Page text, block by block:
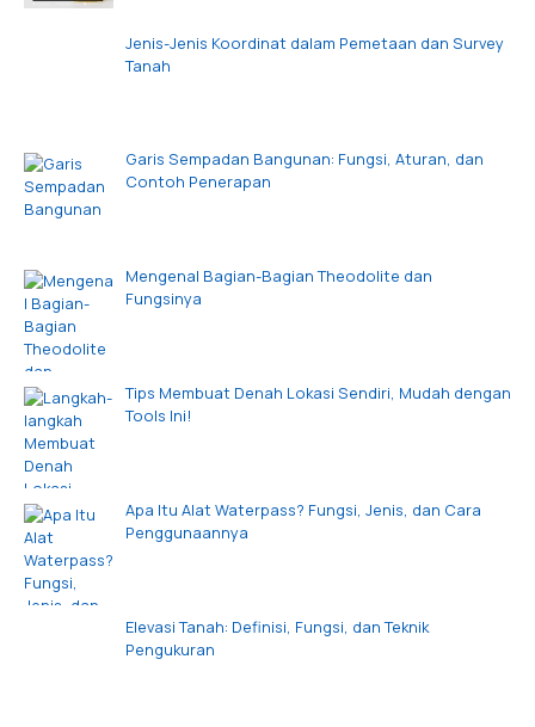
Jenis-Jenis Koordinat dalam Pemetaan dan Survey
Tanah
Garis Sempadan Bangunan: Fungsi, Aturan, dan
Contoh Penerapan
Mengenal Bagian-Bagian Theodolite dan
Fungsinya
Tips Membuat Denah Lokasi Sendiri, Mudah dengan
Tools Ini!
Apa Itu Alat Waterpass? Fungsi, Jenis, dan Cara
Penggunaannya
Elevasi Tanah: Definisi, Fungsi, dan Teknik
Pengukuran